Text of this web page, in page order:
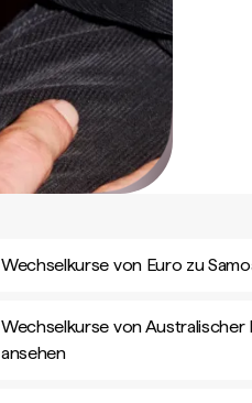
Wechselkurse von Euro zu
Wechselkurse von Australischer
ansehen